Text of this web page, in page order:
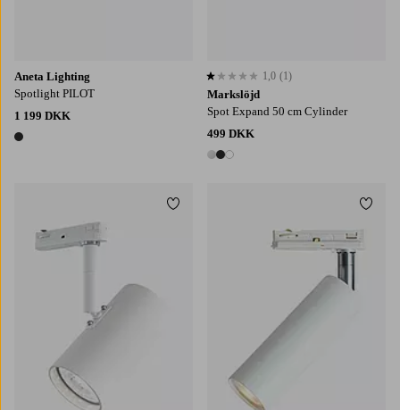
Aneta Lighting
Spotlight PILOT
1 199 DKK
1 farve
Markslöjd
Spot Expand 50 cm Cylinder
499 DKK
3 farver
1,0 baseret på 1 bedømmelser
1,0 (1)
Tilføj til favoritter